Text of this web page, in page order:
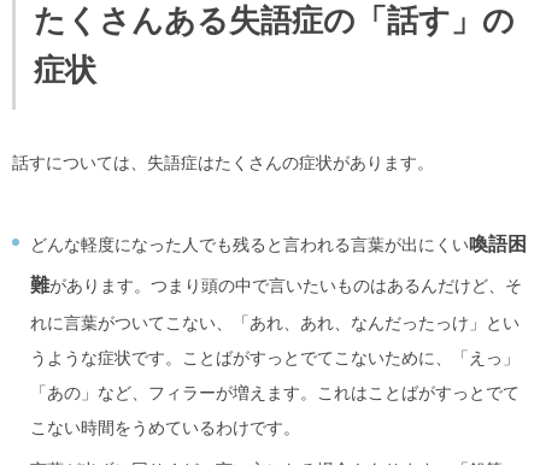
たくさんある失語症の「話す」の
症状
話すについては、失語症はたくさんの症状があります。
どんな軽度になった人でも残ると言われる言葉が出にくい喚語困
難があります。つまり頭の中で言いたいものはあるんだけど、そ
れに言葉がついてこない、「あれ、あれ、なんだったっけ」とい
うような症状です。ことばがすっとでてこないために、「えっ」
「あの」など、フィラーが増えます。これはことばがすっとでて
こない時間をうめているわけです。